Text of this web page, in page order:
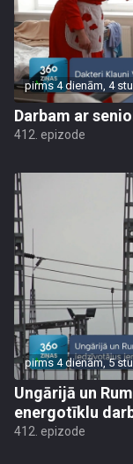
pirms 4 dienām, 4
Darbam ar
412. epizode
pirms 4 dienām, 5
Ungārijā un
energotīklu
412. epizode